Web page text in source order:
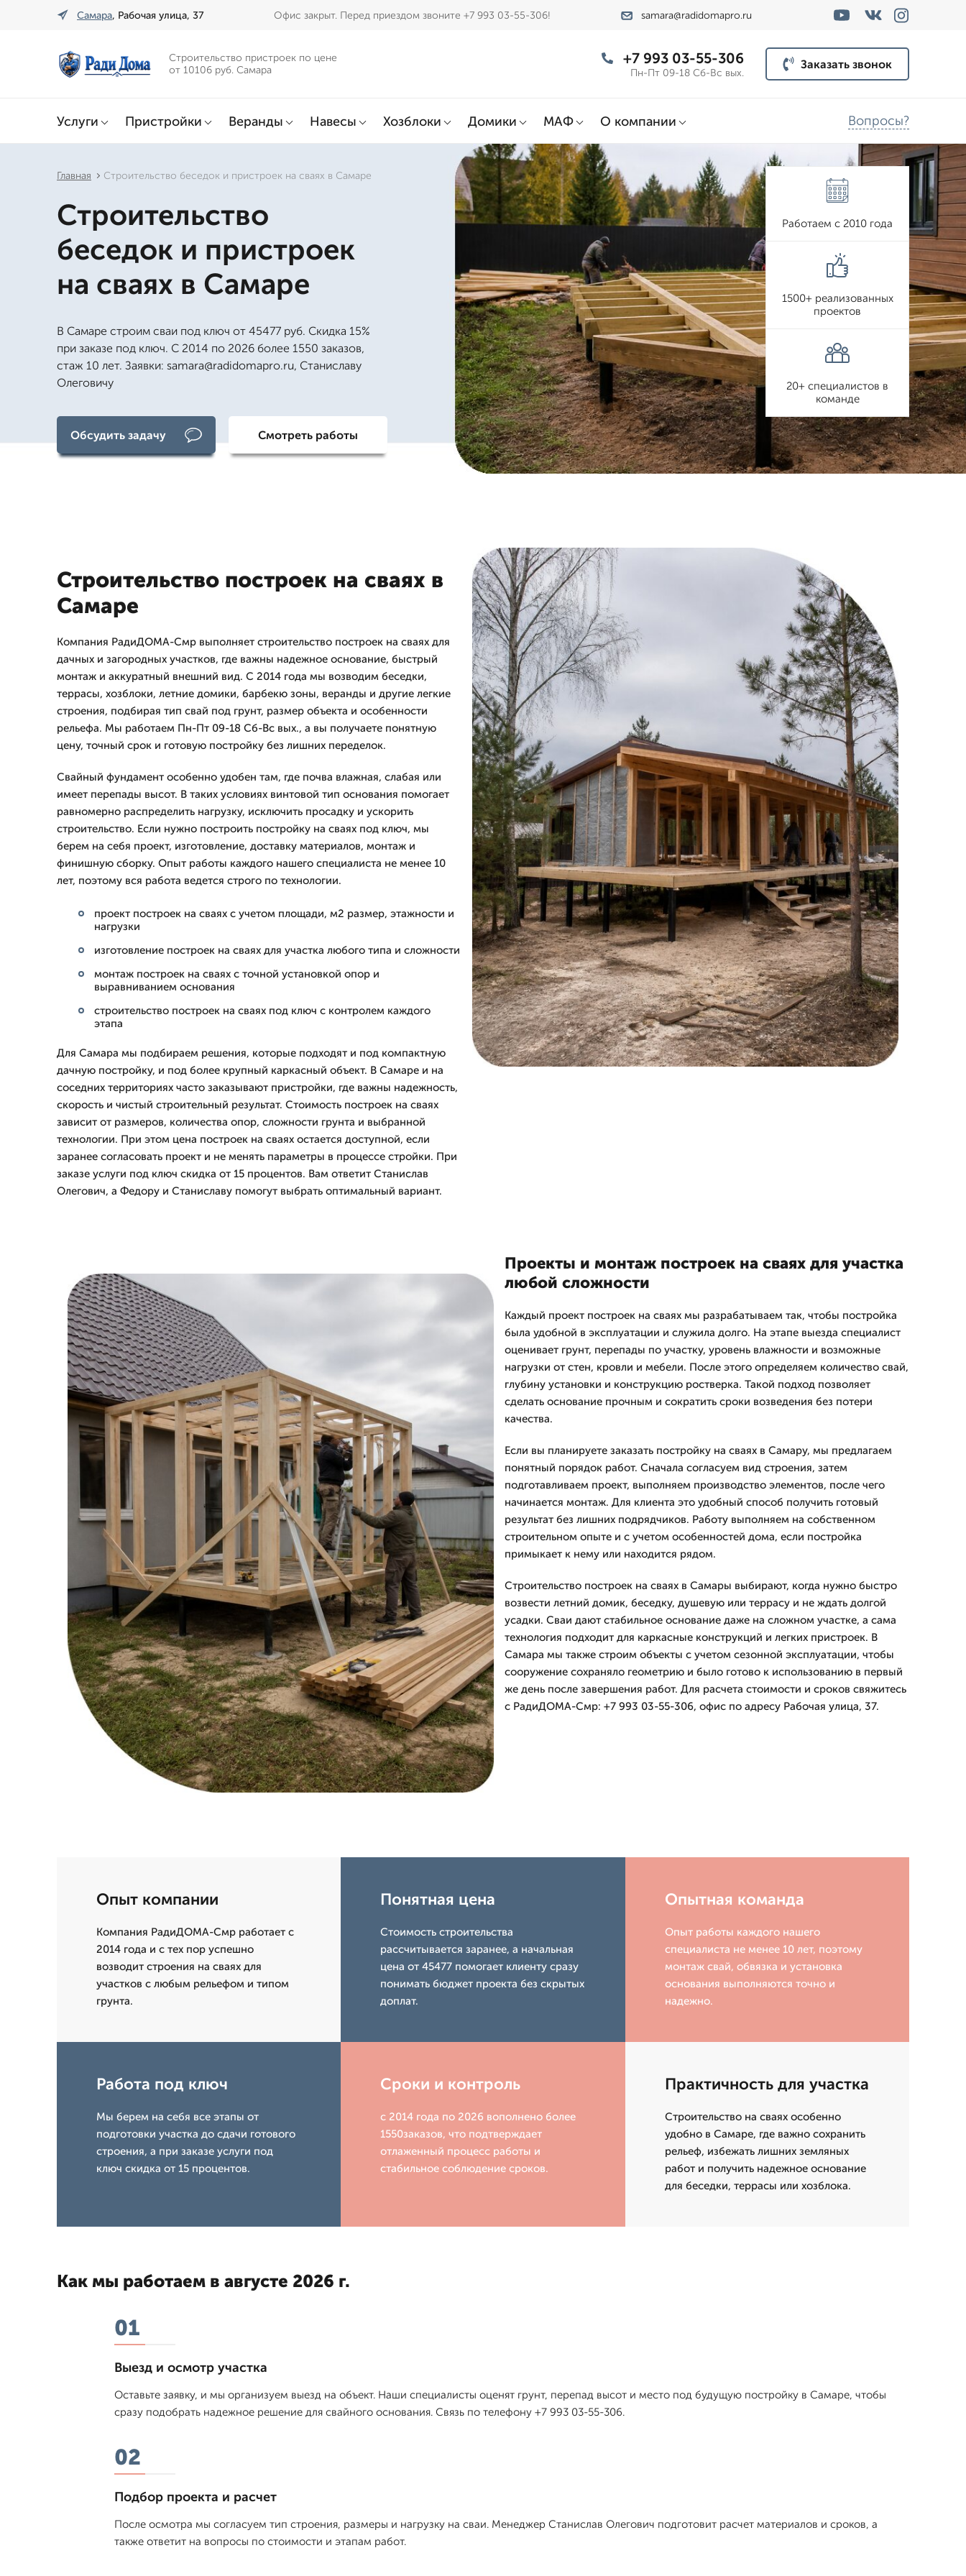
Самара, Рабочая улица, 37 Офис закрыт. Перед приездом звоните +7 993 03-55-306! samara@radidomapro.ru
Строительство пристроек по цене
от 10106 руб. Самара
+7 993 03-55-306
Пн-Пт 09-18 Сб-Вс вых.
Заказать звонок
Услуги Пристройки Веранды Навесы Хозблоки Домики МАФ О компании Вопросы?
Главная Строительство беседок и пристроек на сваях в Самаре
Строительство
беседок и пристроек
на сваях в Самаре
В Самаре строим сваи под ключ от 45477 руб. Скидка 15%
при заказе под ключ. С 2014 по 2026 более 1550 заказов,
стаж 10 лет. Заявки: samara@radidomapro.ru, Станиславу
Олеговичу
Обсудить задачу Смотреть работы
Работаем с 2010 года
1500+ реализованных
проектов
20+ специалистов в
команде
Строительство построек на сваях в
Самаре
Компания РадиДОМА-Смр выполняет строительство построек на сваях для
дачных и загородных участков, где важны надежное основание, быстрый
монтаж и аккуратный внешний вид. С 2014 года мы возводим беседки,
террасы, хозблоки, летние домики, барбекю зоны, веранды и другие легкие
строения, подбирая тип свай под грунт, размер объекта и особенности
рельефа. Мы работаем Пн-Пт 09-18 Сб-Вс вых., а вы получаете понятную
цену, точный срок и готовую постройку без лишних переделок.
Свайный фундамент особенно удобен там, где почва влажная, слабая или
имеет перепады высот. В таких условиях винтовой тип основания помогает
равномерно распределить нагрузку, исключить просадку и ускорить
строительство. Если нужно построить постройку на сваях под ключ, мы
берем на себя проект, изготовление, доставку материалов, монтаж и
финишную сборку. Опыт работы каждого нашего специалиста не менее 10
лет, поэтому вся работа ведется строго по технологии.
проект построек на сваях с учетом площади, м2 размер, этажности и
нагрузки
изготовление построек на сваях для участка любого типа и сложности
монтаж построек на сваях с точной установкой опор и
выравниванием основания
строительство построек на сваях под ключ с контролем каждого
этапа
Для Самара мы подбираем решения, которые подходят и под компактную
дачную постройку, и под более крупный каркасный объект. В Самаре и на
соседних территориях часто заказывают пристройки, где важны надежность,
скорость и чистый строительный результат. Стоимость построек на сваях
зависит от размеров, количества опор, сложности грунта и выбранной
технологии. При этом цена построек на сваях остается доступной, если
заранее согласовать проект и не менять параметры в процессе стройки. При
заказе услуги под ключ скидка от 15 процентов. Вам ответит Станислав
Олегович, а Федору и Станиславу помогут выбрать оптимальный вариант.
Проекты и монтаж построек на сваях для участка
любой сложности
Каждый проект построек на сваях мы разрабатываем так, чтобы постройка
была удобной в эксплуатации и служила долго. На этапе выезда специалист
оценивает грунт, перепады по участку, уровень влажности и возможные
нагрузки от стен, кровли и мебели. После этого определяем количество свай,
глубину установки и конструкцию ростверка. Такой подход позволяет
сделать основание прочным и сократить сроки возведения без потери
качества.
Если вы планируете заказать постройку на сваях в Самару, мы предлагаем
понятный порядок работ. Сначала согласуем вид строения, затем
подготавливаем проект, выполняем производство элементов, после чего
начинается монтаж. Для клиента это удобный способ получить готовый
результат без лишних подрядчиков. Работу выполняем на собственном
строительном опыте и с учетом особенностей дома, если постройка
примыкает к нему или находится рядом.
Строительство построек на сваях в Самары выбирают, когда нужно быстро
возвести летний домик, беседку, душевую или террасу и не ждать долгой
усадки. Сваи дают стабильное основание даже на сложном участке, а сама
технология подходит для каркасные конструкций и легких пристроек. В
Самара мы также строим объекты с учетом сезонной эксплуатации, чтобы
сооружение сохраняло геометрию и было готово к использованию в первый
же день после завершения работ. Для расчета стоимости и сроков свяжитесь
с РадиДОМА-Смр: +7 993 03-55-306, офис по адресу Рабочая улица, 37.
Опыт компании
Компания РадиДОМА-Смр работает с
2014 года и с тех пор успешно
возводит строения на сваях для
участков с любым рельефом и типом
грунта.
Понятная цена
Стоимость строительства
рассчитывается заранее, а начальная
цена от 45477 помогает клиенту сразу
понимать бюджет проекта без скрытых
доплат.
Опытная команда
Опыт работы каждого нашего
специалиста не менее 10 лет, поэтому
монтаж свай, обвязка и установка
основания выполняются точно и
надежно.
Работа под ключ
Мы берем на себя все этапы от
подготовки участка до сдачи готового
строения, а при заказе услуги под
ключ скидка от 15 процентов.
Сроки и контроль
с 2014 года по 2026 вополнено более
1550заказов, что подтверждает
отлаженный процесс работы и
стабильное соблюдение сроков.
Практичность для участка
Строительство на сваях особенно
удобно в Самаре, где важно сохранить
рельеф, избежать лишних земляных
работ и получить надежное основание
для беседки, террасы или хозблока.
Как мы работаем в августе 2026 г.
01
Выезд и осмотр участка
Оставьте заявку, и мы организуем выезд на объект. Наши специалисты оценят грунт, перепад высот и место под будущую постройку в Самаре, чтобы
сразу подобрать надежное решение для свайного основания. Связь по телефону +7 993 03-55-306.
02
Подбор проекта и расчет
После осмотра мы согласуем тип строения, размеры и нагрузку на сваи. Менеджер Станислав Олегович подготовит расчет материалов и сроков, а
также ответит на вопросы по стоимости и этапам работ.